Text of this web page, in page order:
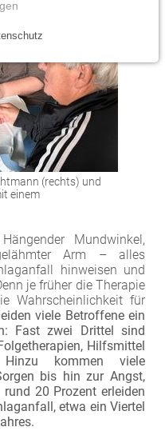
und
Zentren
(Darm, Pankreas)
und
Zentren
Zentren
(rechts) und
einem
Hängender Mundwinkel,
Arm – alles
hinweisen und
je früher die Therapie
Wahrscheinlichkeit für
viele Betroffene ein
Fast zwei Drittel sind
Hilfsmittel
kommen viele
bis hin zur Angst,
20 Prozent erleiden
etwa ein Viertel
grundlegende
Funktion
Benutzers
und Social Media
werden von